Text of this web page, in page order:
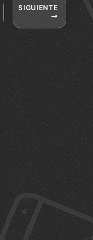
SIGUIENTE